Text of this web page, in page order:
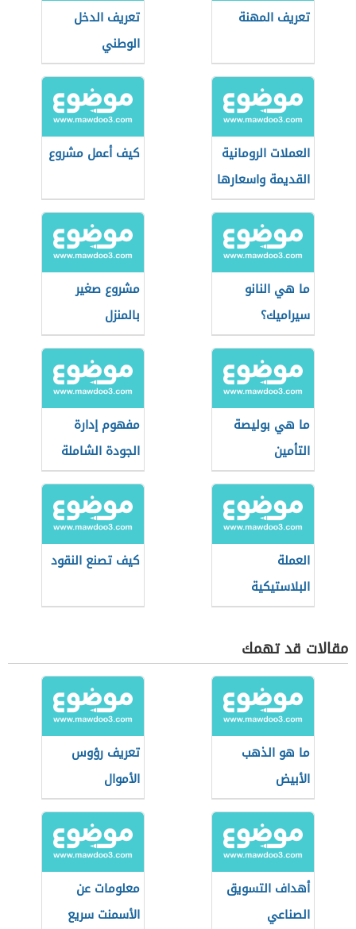
تعريف المهنة
تعريف الدخل
الوطني
العملات الرومانية
القديمة واسعارها
كيف أعمل مشروع
ما هي النانو
سيراميك؟
مشروع صغير
بالمنزل
ما هي بوليصة
التأمين
مفهوم إدارة
الجودة الشاملة
العملة
البلاستيكية
المصرية الجديدة
كيف تصنع النقود
مقالات قد تهمك
ما هو الذهب
الأبيض
تعريف رؤوس
الأموال
أهداف التسويق
الصناعي
معلومات عن
الأسمنت سريع